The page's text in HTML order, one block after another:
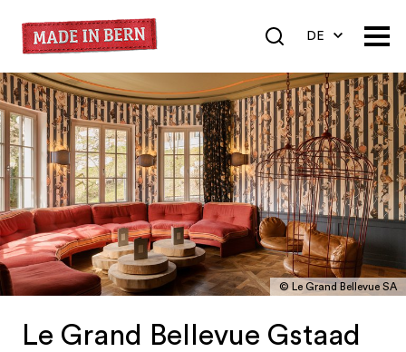
DE
FR
© Le Grand Bellevue SA
Le Grand Bellevue Gstaad